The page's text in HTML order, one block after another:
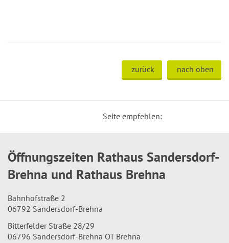
zurück nach oben
Seite empfehlen:
Öffnungszeiten Rathaus Sandersdorf-
Brehna und Rathaus Brehna
Bahnhofstraße 2
06792 Sandersdorf-Brehna
Bitterfelder Straße 28/29
06796 Sandersdorf-Brehna OT Brehna